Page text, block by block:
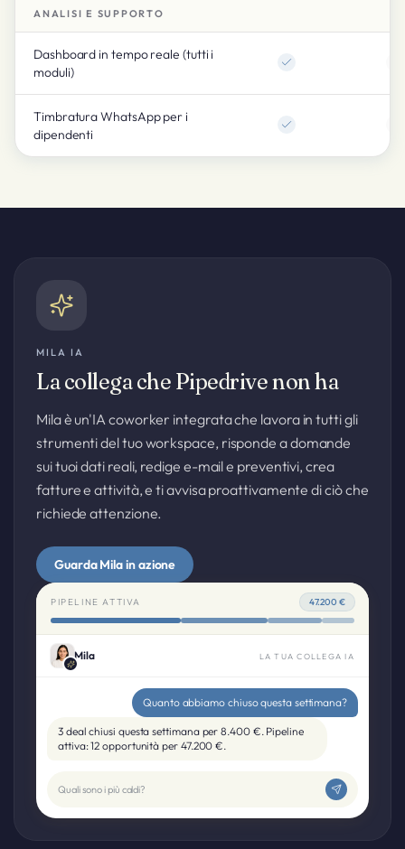
ANALISI E SUPPORTO
Dashboard in tempo reale (tutti i
moduli)
Timbratura WhatsApp per i
dipendenti
MILA IA
La collega che Pipedrive non ha
Mila è un'IA coworker integrata che lavora in tutti gli
strumenti del tuo workspace, risponde a domande
sui tuoi dati reali, redige e-mail e preventivi, crea
fatture e attività, e ti avvisa proattivamente di ciò che
richiede attenzione.
Guarda Mila in azione
PIPELINE ATTIVA 47.200 €
Mila LA TUA COLLEGA IA
Quanto abbiamo chiuso questa settimana?
3 deal chiusi questa settimana per 8.400 €. Pipeline
attiva: 12 opportunità per 47.200 €.
Quali sono i più caldi?